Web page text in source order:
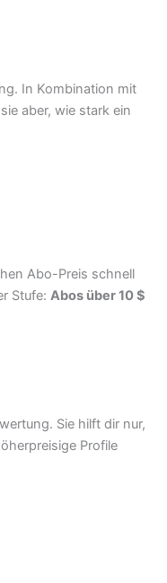
In Kombination mit
aber, wie stark ein
Abo-Preis schnell
Stufe: Abos über 10 $
Sie hilft dir nur,
Profile